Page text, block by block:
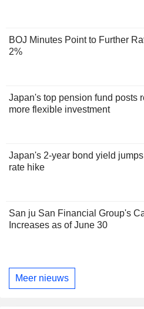
BOJ Minutes Point to Further
2%
Japan's top pension fund posts
more flexible investment
Japan's 2-year bond yield
rate hike
San ju San Financial Group's
Increases as of June 30
Meer nieuws